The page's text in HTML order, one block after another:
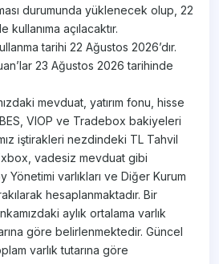
durumunda yüklenecek olup, 22
açılacaktır.
tarihi 22 Ağustos 2026’dır.
23 Ağustos 2026 tarihinde
mevduat, yatırım fonu, hisse
VIOP ve Tradebox bakiyeleri
iştirakleri nezdindeki TL Tahvil
vadesiz mevduat gibi
varlıkları ve Diğer Kurum
hesaplanmaktadır. Bir
aylık ortalama varlık
göre belirlenmektedir. Güncel
varlık tutarına göre